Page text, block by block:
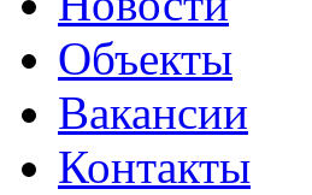
Объекты
Вакансии
Контакты